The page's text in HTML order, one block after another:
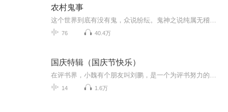
农村鬼事
76 40.4万
国庆特辑（国庆节快乐）
14 1.6万